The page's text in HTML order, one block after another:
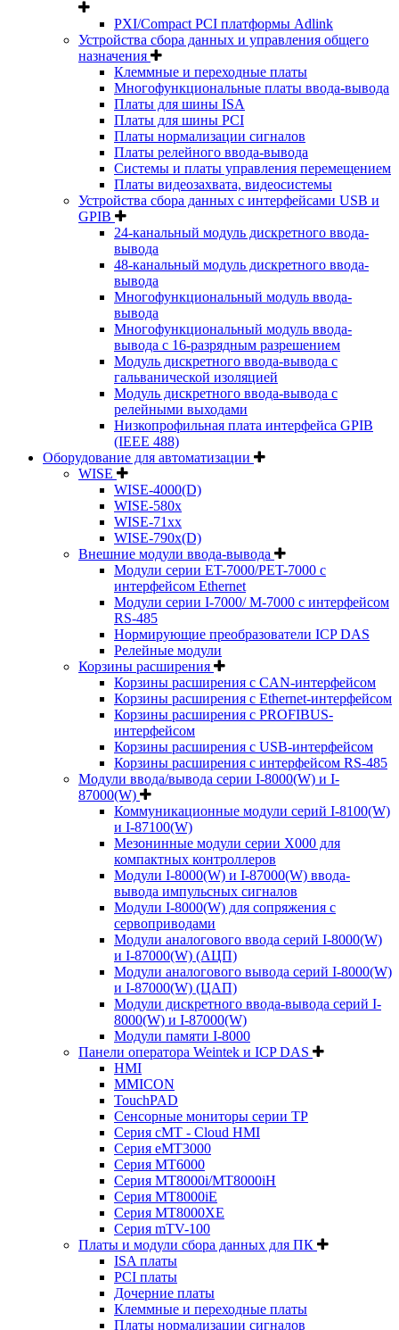
PXI/Compact PCI платформы Adlink
Устройства сбора данных и управления общего
назначения
Клеммные и переходные платы
Многофункциональные платы ввода-вывода
Платы для шины ISA
Платы для шины PCI
Платы нормализации сигналов
Платы релейного ввода-вывода
Системы и платы управления перемещением
Платы видеозахвата, видеосистемы
Устройства сбора данных с интерфейсами USB и
GPIB
24-канальный модуль дискретного ввода-
вывода
48-канальный модуль дискретного ввода-
вывода
Многофункциональный модуль ввода-
вывода
Многофункциональный модуль ввода-
вывода c 16-разрядным разрешением
Модуль дискретного ввода-вывода с
гальванической изоляцией
Модуль дискретного ввода-вывода с
релейными выходами
Низкопрофильная плата интерфейса GPIB
(IEEE 488)
Оборудование для автоматизации
WISE
WISE-4000(D)
WISE-580x
WISE-71xx
WISE-790x(D)
Внешние модули ввода-вывода
Модули серии ET-7000/PET-7000 с
интерфейсом Ethernet
Модули серии I-7000/ M-7000 с интерфейсом
RS-485
Нормирующие преобразователи ICP DAS
Релейные модули
Корзины расширения
Корзины расширения с CAN-интерфейсом
Корзины расширения с Ethernet-интерфейсом
Корзины расширения с PROFIBUS-
интерфейсом
Корзины расширения с USB-интерфейсом
Корзины расширения с интерфейсом RS-485
Модули ввода/вывода серии I-8000(W) и I-
87000(W)
Коммуникационные модули серий I-8100(W)
и I-87100(W)
Мезонинные модули серии X000 для
компактных контроллеров
Модули I-8000(W) и I-87000(W) ввода-
вывода импульсных сигналов
Модули I-8000(W) для сопряжения с
сервоприводами
Модули аналогового ввода серий I-8000(W)
и I-87000(W) (АЦП)
Модули аналогового вывода серий I-8000(W)
и I-87000(W) (ЦАП)
Модули дискретного ввода-вывода серий I-
8000(W) и I-87000(W)
Модули памяти I-8000
Панели оператора Weintek и ICP DAS
HMI
MMICON
TouchPAD
Сенсорные мониторы серии TP
Серия cMT - Cloud HMI
Серия eMT3000
Серия MT6000
Серия MT8000i/MT8000iH
Серия MT8000iE
Серия MT8000XE
Серия mTV-100
Платы и модули сбора данных для ПК
ISA платы
PCI платы
Дочерние платы
Клеммные и переходные платы
Платы нормализации сигналов